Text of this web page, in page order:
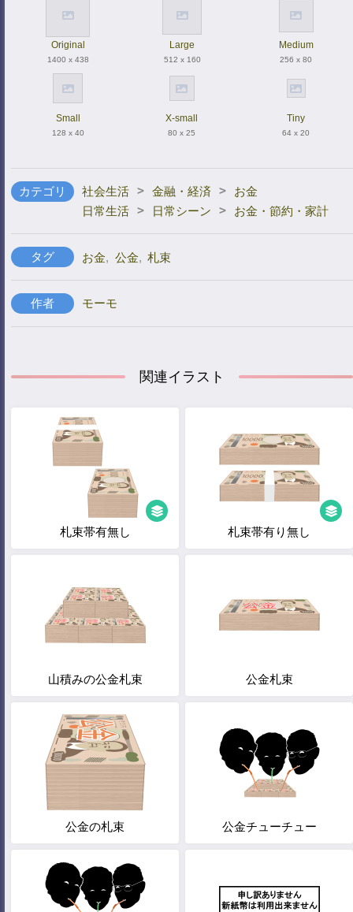
Original
1400 x 438
Large
512 x 160
Medium
256 x 80
Small
128 x 40
X-small
80 x 25
Tiny
64 x 20
カテゴリ 社会生活 > 金融・経済 >
お金
日常生活 > 日常シーン > お金・節約・家計
タグ お金, 公金, 札束
作者 モーモ
関連イラスト
札束帯有無し 札束帯有り無し
山積みの公金札束 公金札束
公金の札束 公金チューチュー